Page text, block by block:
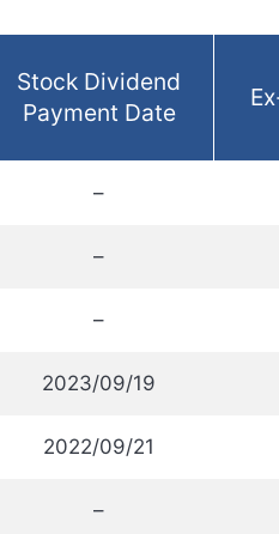
Stock Dividend
Payment Date
–
–
–
2023/09/19
2022/09/21
–